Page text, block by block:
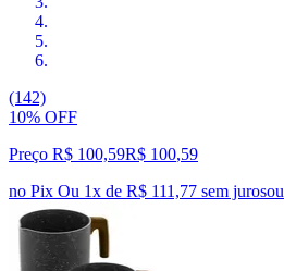
(142)
10% OFF
Preço R$ 100,59R$ 100,59
no Pix Ou 1x de R$ 111,77 sem jurosou